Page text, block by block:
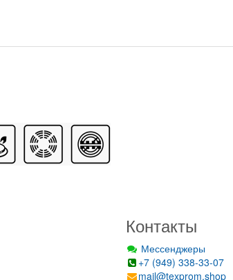
Контакты
Мессенджеры
+7 (949) 338-33-07
mail@texprom.shop